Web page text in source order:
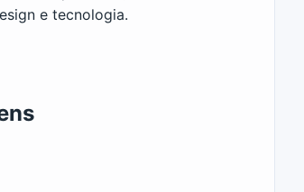
e tecnologia.